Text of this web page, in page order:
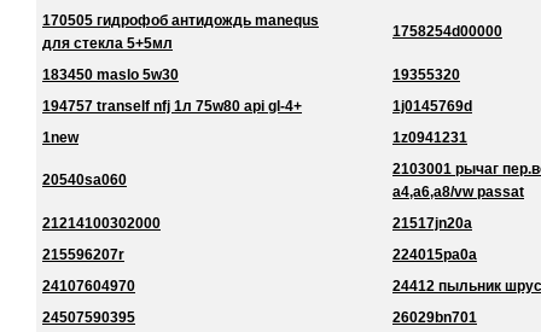
170505 гидрофоб антидождь manequs
для стекла 5+5мл
1758254d00000
183450 maslo 5w30
19355320
194757 tranself nfj 1л 75w80 api gl-4+
1j0145769d
1new
1z0941231
20540sa060
2103001 рычаг
a4,a6,a8/vw passat
21214100302000
21517jn20a
215596207r
224015pa0a
24107604970
24412 пыльник
24507590395
26029bn701